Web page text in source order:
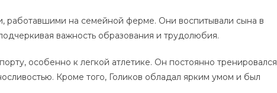
работавшими на семейной ферме. Они воспитывали сына в
важность образования и трудолюбия.
особенно к легкой атлетике. Он постоянно тренировался
Кроме того, Голиков обладал ярким умом и был